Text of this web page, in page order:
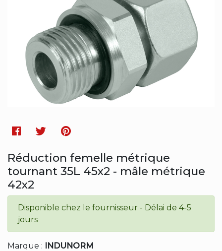
Facebook
TwitterPinterest
Réduction femelle métrique
tournant 35L 45x2 - mâle métrique
42x2
Disponible chez le fournisseur - Délai de 4-5
jours
Marque : INDUNORM